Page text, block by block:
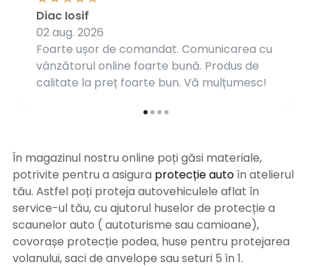
Foarte ușor de comandat. Comunicarea cu
vânzătorul online foarte bună. Produs de
calitate la preț foarte bun. Vă mulțumesc!
Diac Iosif
02 aug. 2026
În magazinul nostru online poți găsi materiale,
potrivite pentru a asigura protecție autoîn atelierul
tău. Astfel poți proteja autovehiculele aflat în
service-ul tău, cu ajutorul huselor de protecție a
scaunelor auto ( autoturisme sau camioane),
covorașe protecție podea, huse pentru protejarea
volanului, saci de anvelope sau seturi 5 în 1.